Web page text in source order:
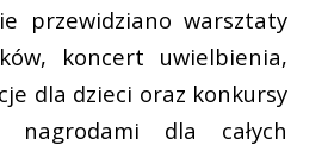
przewidziano warsztaty
koncert uwielbienia,
dla dzieci oraz konkursy
nagrodami dla całych